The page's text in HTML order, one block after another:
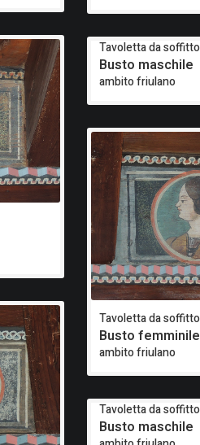
Tavoletta da soffitto
Busto maschile
ambito friulano
Tavoletta da soffitto
Busto femminile
ambito friulano
Tavoletta da soffitto
Busto maschile